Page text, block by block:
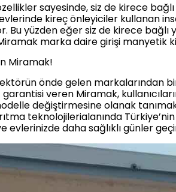
sayesinde, siz de kirece
kireç önleyiciler kullanan
Bu yüzden eğer siz de kirece
marka daire girişi manyetik
Miramak!
önde gelen markalarından
veren Miramak,
değiştirmesine olanak
teknolojilerialanında
daha sağlıklı günler